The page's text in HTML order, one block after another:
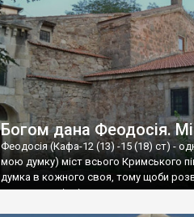
Богом дана Феодосія.
Феодосія (Кафа-12 (13) -15 (18) ст) -
мою думку) міст всього Кримського
думка в кожного своя, тому щоби
запрошую відвідати це